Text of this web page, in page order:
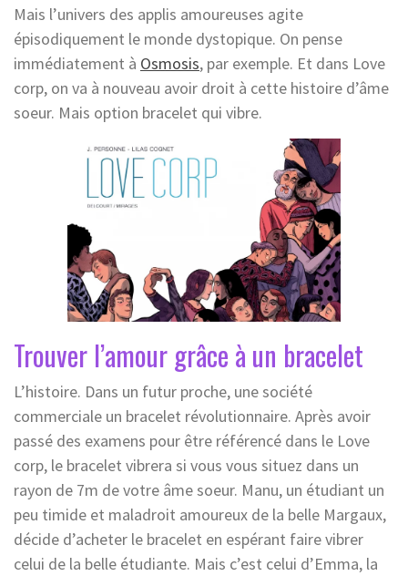
Mais l’univers des applis amoureuses agite
épisodiquement le monde dystopique. On pense
immédiatement à Osmosis, par exemple. Et dans Love
corp, on va à nouveau avoir droit à cette histoire d’âme
soeur. Mais option bracelet qui vibre.
Trouver l’amour grâce à un bracelet
L’histoire. Dans un futur proche, une société
commerciale un bracelet révolutionnaire. Après avoir
passé des examens pour être référencé dans le Love
corp, le bracelet vibrera si vous vous situez dans un
rayon de 7m de votre âme soeur. Manu, un étudiant un
peu timide et maladroit amoureux de la belle Margaux,
décide d’acheter le bracelet en espérant faire vibrer
celui de la belle étudiante. Mais c’est celui d’Emma, la